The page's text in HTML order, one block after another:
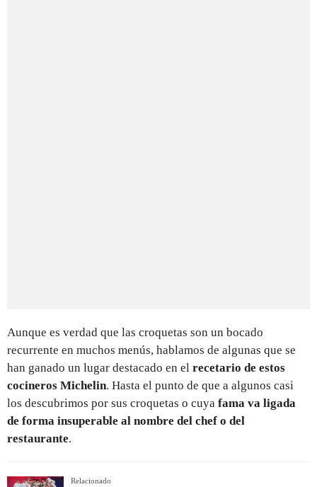
Aunque es verdad que las croquetas son un bocado
recurrente en muchos menús, hablamos de algunas que se
han ganado un lugar destacado en el recetario de estos
cocineros Michelin. Hasta el punto de que a algunos casi
los descubrimos por sus croquetas o cuya fama va ligada
de forma insuperable al nombre del chef o del
restaurante.
Relacionado